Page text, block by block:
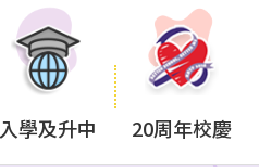
入學及升中 20周年校慶